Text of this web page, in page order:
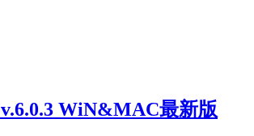
WiN&MAC最新版